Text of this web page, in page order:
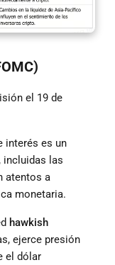
el 19 de
interés es un
incluidas las
atentos a
monetaria.
hawkish
ejerce presión
el dólar